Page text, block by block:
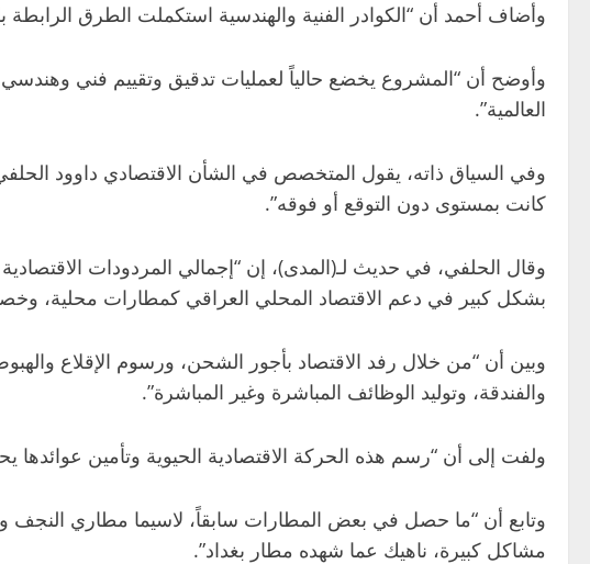
وأضاف أحمد أن “الكوادر الفنية والهندسية استكملت الطرق
وأوضح أن “المشروع يخضع حالياً لعمليات تدقيق وتقييم فني
العالمية”.
وفي السياق ذاته، يقول المتخصص في الشأن الاقتصادي داوود الحلفي
كانت بمستوى دون التوقع أو فوقه”.
وقال الحلفي، في حديث لـ(المدى)، إن “إجمالي المردودات
بشكل كبير في دعم الاقتصاد المحلي العراقي كمطارات محلية،
وبين أن “من خلال رفد الاقتصاد بأجور الشحن، ورسوم الإقلاع
والفندقة، وتوليد الوظائف المباشرة وغير المباشرة”.
ولفت إلى أن “رسم هذه الحركة الاقتصادية الحيوية وتأمين عوائدها
وتابع أن “ما حصل في بعض المطارات سابقاً، لاسيما مطاري النجف
مشاكل كبيرة، ناهيك عما شهده مطار بغداد”.